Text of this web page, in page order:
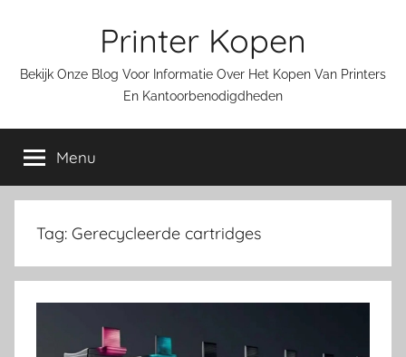
inhoud
Printer Kopen
Bekijk Onze Blog Voor Informatie Over Het Kopen Van Printers
En Kantoorbenodigdheden
Menu
Tag: Gerecycleerde cartridges